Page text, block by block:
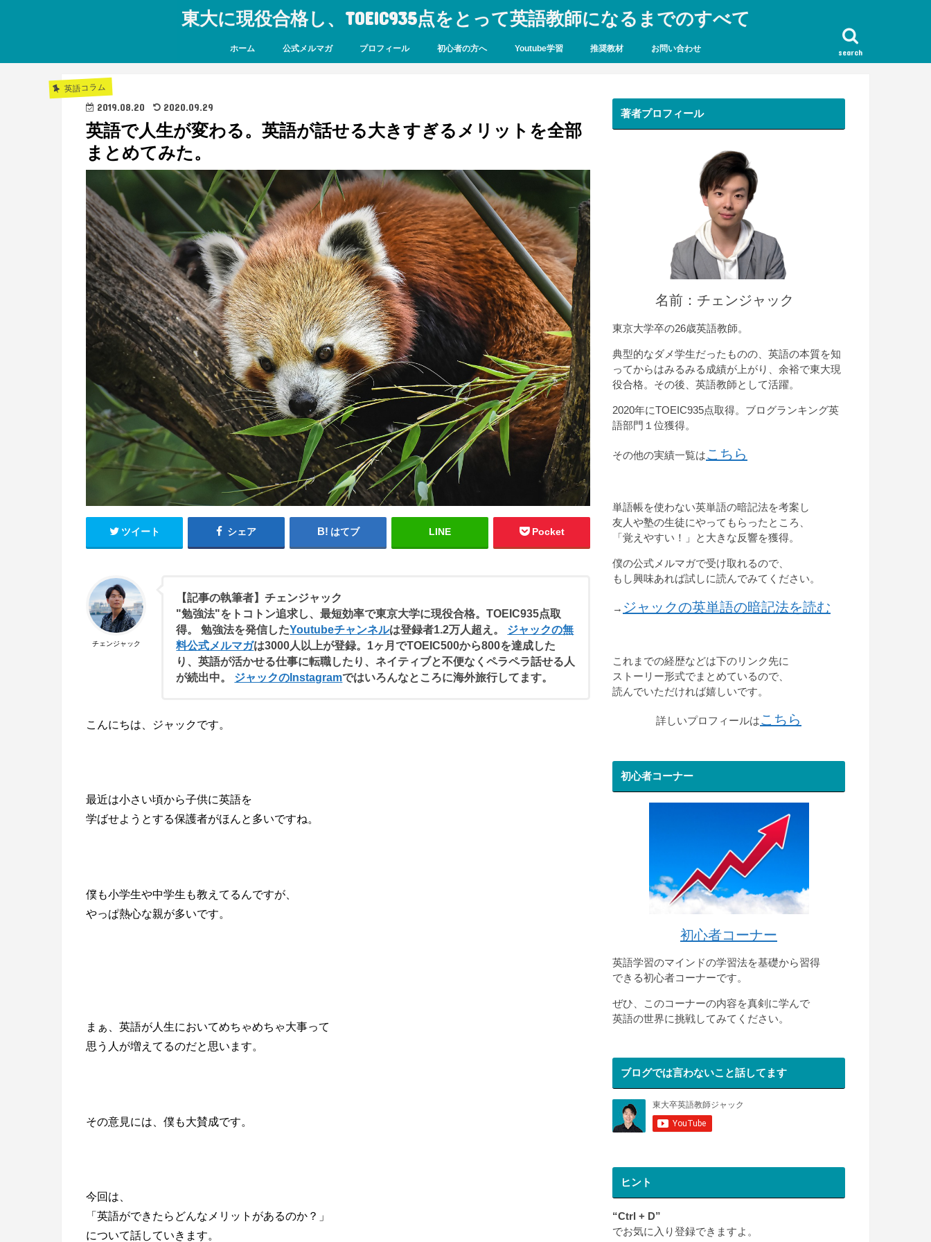
東大に現役合格し、TOEIC935点をとって英語教師になるまでのすべて
search
ホーム 公式メルマガ プロフィール 初心者の方へ Youtube学習 推奨教材 お問い合わせ
英語コラム
2019.08.20 2020.09.29
英語で人生が変わる。英語が話せる大きすぎるメリットを全部
まとめてみた。
ツイート シェア はてブ LINE Pocket
チェンジャック
【記事の執筆者】チェンジャック
"勉強法"をトコトン追求し、最短効率で東京大学に現役合格。TOEIC935点取
得。 勉強法を発信したYoutubeチャンネルは登録者1.2万人超え。 ジャックの無
料公式メルマガは3000人以上が登録。1ヶ月でTOEIC500から800を達成した
り、英語が活かせる仕事に転職したり、ネイティブと不便なくペラペラ話せる人
が続出中。 ジャックのInstagramではいろんなところに海外旅行してます。
こんにちは、ジャックです。
最近は小さい頃から子供に英語を
学ばせようとする保護者がほんと多いですね。
僕も小学生や中学生も教えてるんですが、
やっぱ熱心な親が多いです。
まぁ、英語が人生においてめちゃめちゃ大事って
思う人が増えてるのだと思います。
その意見には、僕も大賛成です。
今回は、
「英語ができたらどんなメリットがあるのか？」
について話していきます。
著者プロフィール
名前：チェンジャック
東京大学卒の26歳英語教師。
典型的なダメ学生だったものの、英語の本質を知
ってからはみるみる成績が上がり、余裕で東大現
役合格。その後、英語教師として活躍。
2020年にTOEIC935点取得。ブログランキング英
語部門１位獲得。
その他の実績一覧はこちら
単語帳を使わない英単語の暗記法を考案し
友人や塾の生徒にやってもらったところ、
「覚えやすい！」と大きな反響を獲得。
僕の公式メルマガで受け取れるので、
もし興味あれば試しに読んでみてください。
→ ジャックの英単語の暗記法を読む
これまでの経歴などは下のリンク先に
ストーリー形式でまとめているので、
読んでいただければ嬉しいです。
詳しいプロフィールはこちら
初心者コーナー
初心者コーナー
英語学習のマインドの学習法を基礎から習得
できる初心者コーナーです。
ぜひ、このコーナーの内容を真剣に学んで
英語の世界に挑戦してみてください。
ブログでは言わないこと話してます
ヒント
“Ctrl + D”
でお気に入り登録できますよ。